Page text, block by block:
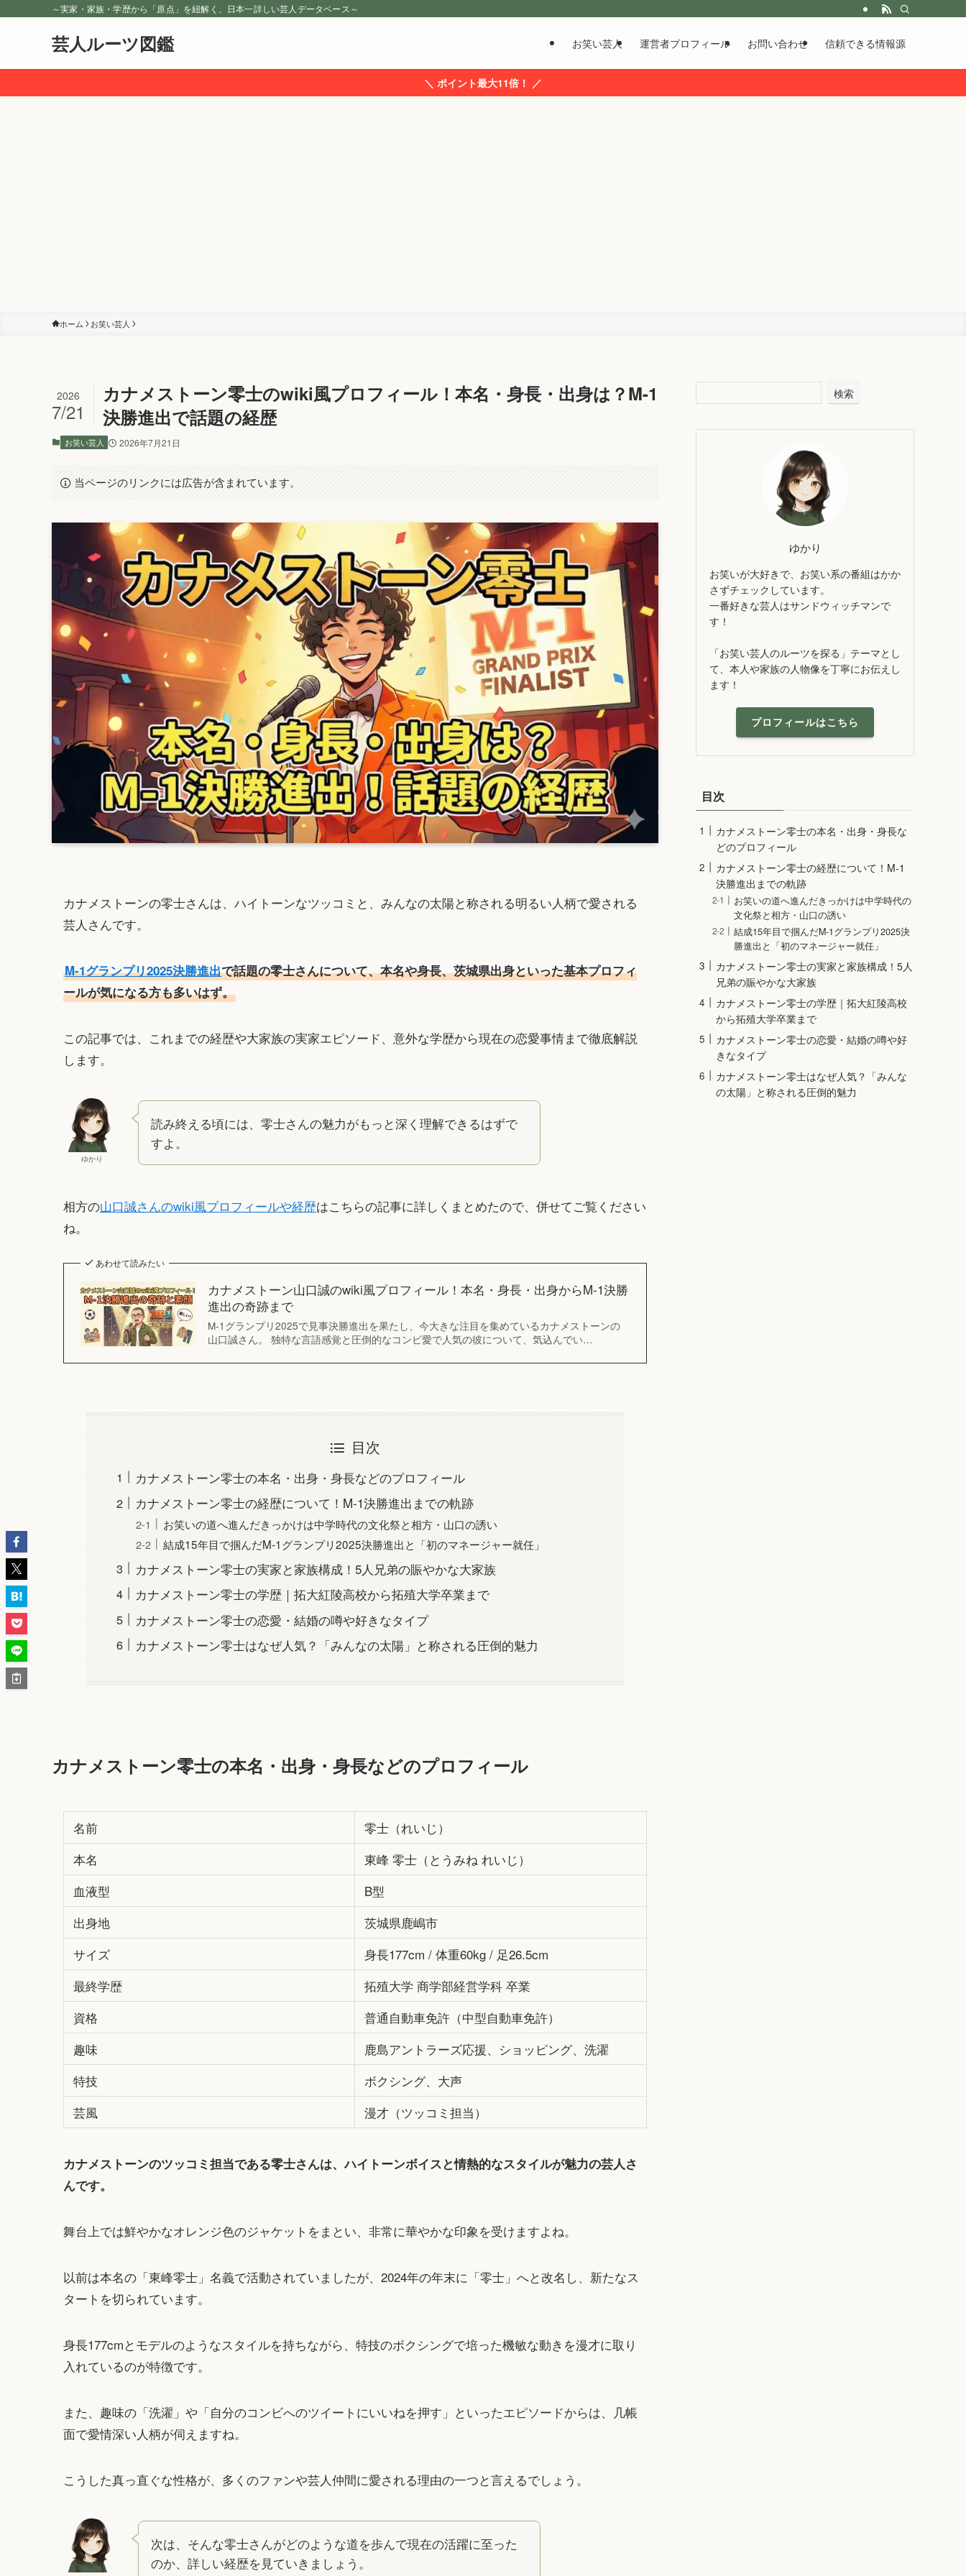
～実家・家族・学歴から「原点」を紐解く、日本一詳しい芸人データベース～
芸人ルーツ図鑑 お笑い芸人 運営者プロフィール お問い合わせ 信頼できる情報源
＼ ポイント最大11倍！ ／
ホーム お笑い芸人
カナメストーン零士のwiki風プロフィール！本名・身長・出身は？M-1
決勝進出で話題の経歴
2026
7/21
お笑い芸人 2026年7月21日
当ページのリンクには広告が含まれています。
カナメストーンの零士さんは、ハイトーンなツッコミと、みんなの太陽と称される明るい人柄で愛される
芸人さんです。
M-1グランプリ2025決勝進出で話題の零士さんについて、本名や身長、茨城県出身といった基本プロフィ
ールが気になる方も多いはず。
この記事では、これまでの経歴や大家族の実家エピソード、意外な学歴から現在の恋愛事情まで徹底解説
します。
ゆかり
読み終える頃には、零士さんの魅力がもっと深く理解できるはずで
すよ。
相方の山口誠さんのwiki風プロフィールや経歴はこちらの記事に詳しくまとめたので、併せてご覧ください
ね。
あわせて読みたい
カナメストーン山口誠のwiki風プロフィール！本名・身長・出身からM-1決勝
進出の奇跡まで
M-1グランプリ2025で見事決勝進出を果たし、今大きな注目を集めているカナメストーンの
山口誠さん。 独特な言語感覚と圧倒的なコンビ愛で人気の彼について、気込んでい…
目次
カナメストーン零士の本名・出身・身長などのプロフィール
カナメストーン零士の経歴について！M-1決勝進出までの軌跡
お笑いの道へ進んだきっかけは中学時代の文化祭と相方・山口の誘い
結成15年目で掴んだM-1グランプリ2025決勝進出と「初のマネージャー就任」
カナメストーン零士の実家と家族構成！5人兄弟の賑やかな大家族
カナメストーン零士の学歴｜拓大紅陵高校から拓殖大学卒業まで
カナメストーン零士の恋愛・結婚の噂や好きなタイプ
カナメストーン零士はなぜ人気？「みんなの太陽」と称される圧倒的魅力
カナメストーン零士の本名・出身・身長などのプロフィール
名前
零士（れいじ）
本名
東峰 零士（とうみね れいじ）
血液型
B型
出身地
茨城県鹿嶋市
サイズ
身長177cm / 体重60kg / 足26.5cm
最終学歴
拓殖大学 商学部経営学科 卒業
資格
普通自動車免許（中型自動車免許）
趣味
鹿島アントラーズ応援、ショッピング、洗濯
特技
ボクシング、大声
芸風
漫才（ツッコミ担当）
カナメストーンのツッコミ担当である零士さんは、ハイトーンボイスと情熱的なスタイルが魅力の芸人さ
んです。
舞台上では鮮やかなオレンジ色のジャケットをまとい、非常に華やかな印象を受けますよね。
以前は本名の「東峰零士」名義で活動されていましたが、2024年の年末に「零士」へと改名し、新たなス
タートを切られています。
身長177cmとモデルのようなスタイルを持ちながら、特技のボクシングで培った機敏な動きを漫才に取り
入れているのが特徴です。
また、趣味の「洗濯」や「自分のコンビへのツイートにいいねを押す」といったエピソードからは、几帳
面で愛情深い人柄が伺えますね。
こうした真っ直ぐな性格が、多くのファンや芸人仲間に愛される理由の一つと言えるでしょう。
次は、そんな零士さんがどのような道を歩んで現在の活躍に至った
のか、詳しい経歴を見ていきましょう。
検索
ゆかり
お笑いが大好きで、お笑い系の番組はかか
さずチェックしています。
一番好きな芸人はサンドウィッチマンで
す！
「お笑い芸人のルーツを探る」テーマとし
て、本人や家族の人物像を丁寧にお伝えし
ます！
プロフィールはこちら
目次
カナメストーン零士の本名・出身・身長な
どのプロフィール
カナメストーン零士の経歴について！M-1
決勝進出までの軌跡
お笑いの道へ進んだきっかけは中学時代の
文化祭と相方・山口の誘い
結成15年目で掴んだM-1グランプリ2025決
勝進出と「初のマネージャー就任」
カナメストーン零士の実家と家族構成！5人
兄弟の賑やかな大家族
カナメストーン零士の学歴｜拓大紅陵高校
から拓殖大学卒業まで
カナメストーン零士の恋愛・結婚の噂や好
きなタイプ
カナメストーン零士はなぜ人気？「みんな
の太陽」と称される圧倒的魅力